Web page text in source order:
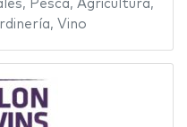
, Pesca, Agricultura,
, Vino